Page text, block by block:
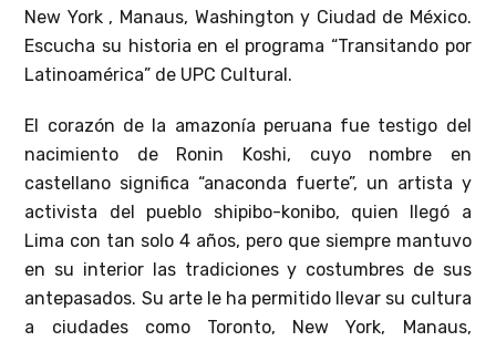
New York , Manaus, Washington y Ciudad de México.
Escucha su historia en el programa “Transitando por
Latinoamérica” de UPC Cultural.
El corazón de la amazonía peruana fue testigo del
nacimiento de Ronin Koshi, cuyo nombre en
castellano significa “anaconda fuerte”, un artista y
activista del pueblo shipibo-konibo, quien llegó a
Lima con tan solo 4 años, pero que siempre mantuvo
en su interior las tradiciones y costumbres de sus
antepasados. Su arte le ha permitido llevar su cultura
a ciudades como Toronto, New York, Manaus,